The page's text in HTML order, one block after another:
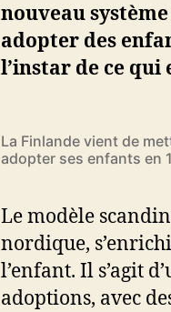
nouveau
adopter des
l’instar de ce
La Finlande vient de
adopter ses enfants en
Le modèle
nordique,
l’enfant. Il s’agit
adoptions, avec